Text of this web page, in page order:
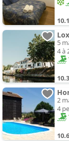
5
4 à
2
4